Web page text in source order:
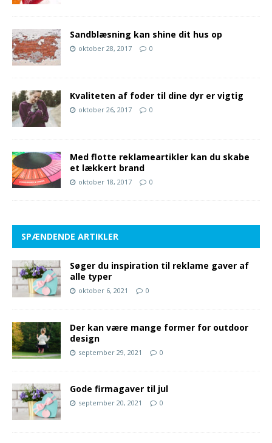
Sandblæsning kan shine dit hus op
oktober 28, 2017 0
Kvaliteten af foder til dine dyr er vigtig
oktober 26, 2017 0
Med flotte reklameartikler kan du skabe
et lækkert brand
oktober 18, 2017 0
SPÆNDENDE ARTIKLER
Søger du inspiration til reklame gaver af
alle typer
oktober 6, 2021 0
Der kan være mange former for outdoor
design
september 29, 2021 0
Gode firmagaver til jul
september 20, 2021 0